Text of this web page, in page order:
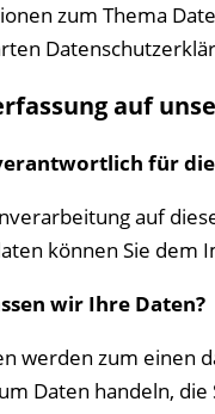
zum Thema
auf
für
auf
können Sie dem
wir Ihre Daten?
werden zum einen
Daten handeln,